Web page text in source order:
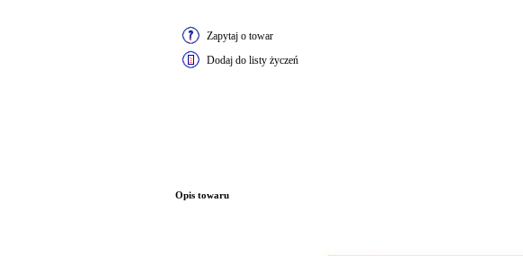
Zapytaj o towar
Dodaj do listy życzeń
Opis towaru